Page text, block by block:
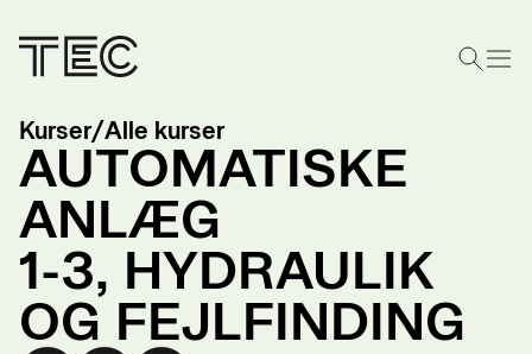
Kurser/Alle kurser
AUTOMATISKE
ANLÆG
1-3, HYDRAULIK
OG FEJLFINDING